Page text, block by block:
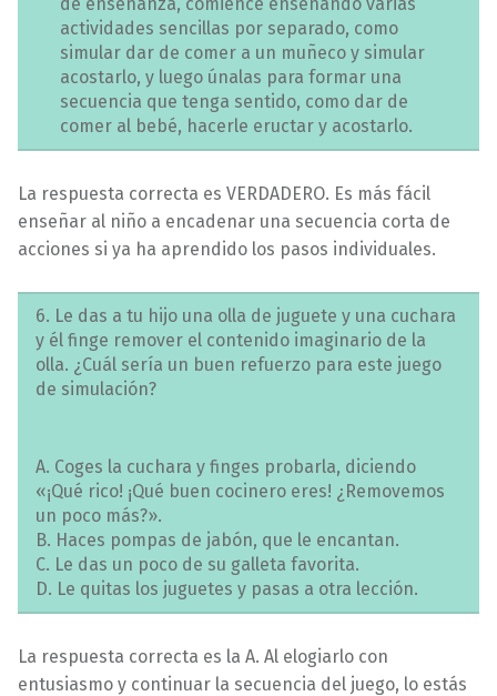
actividades sencillas por separado, como
simular dar de comer a un muñeco y simular
acostarlo, y luego únalas para formar una
secuencia que tenga sentido, como dar de
comer al bebé, hacerle eructar y acostarlo.
La respuesta correcta es VERDADERO. Es más fácil
enseñar al niño a encadenar una secuencia corta de
acciones si ya ha aprendido los pasos individuales.
6. Le das a tu hijo una olla de juguete y una cuchara
y él finge remover el contenido imaginario de la
olla. ¿Cuál sería un buen refuerzo para este juego
de simulación?
A. Coges la cuchara y finges probarla, diciendo
«¡Qué rico! ¡Qué buen cocinero eres! ¿Removemos
un poco más?».
B. Haces pompas de jabón, que le encantan.
C. Le das un poco de su galleta favorita.
D. Le quitas los juguetes y pasas a otra lección.
La respuesta correcta es la A. Al elogiarlo con
entusiasmo y continuar la secuencia del juego, lo estás